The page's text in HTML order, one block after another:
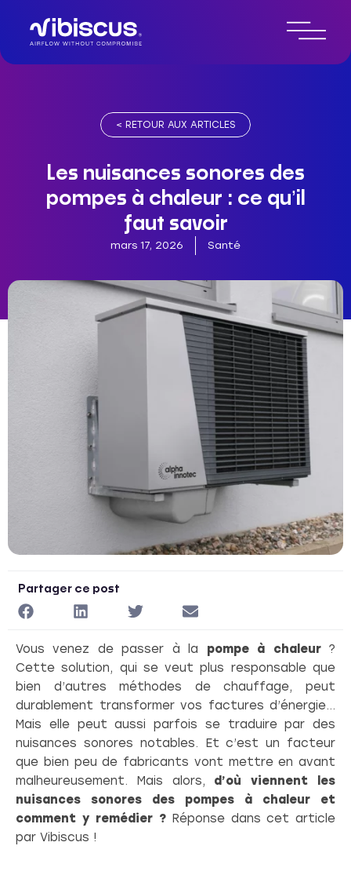
< RETOUR AUX ARTICLES
Les nuisances sonores des
pompes à chaleur : ce qu’il
faut savoir
mars 17, 2026 Santé
Partager ce post
Vous venez de passer à la pompe à chaleur?
Cette solution, qui se veut plus responsable que
bien d’autres méthodes de chauffage, peut
durablement transformer vos factures d’énergie…
Mais elle peut aussi parfois se traduire par des
nuisances sonores notables. Et c’est un facteur
que bien peu de fabricants vont mettre en avant
malheureusement. Mais alors, d’où viennent les
nuisances sonores des pompes à chaleur et
comment y remédier ? Réponse dans cet article
par Vibiscus !